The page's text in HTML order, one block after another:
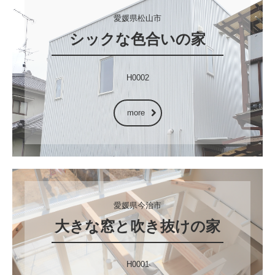
愛媛県松山市
シックな色合いの家
H0002
more
愛媛県今治市
大きな窓と吹き抜けの家
H0001